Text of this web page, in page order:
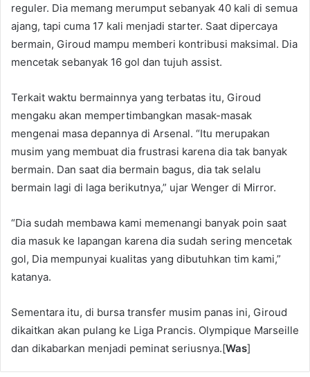
reguler. Dia memang merumput sebanyak 40 kali di semua
ajang, tapi cuma 17 kali menjadi starter. Saat dipercaya
bermain, Giroud mampu memberi kontribusi maksimal. Dia
mencetak sebanyak 16 gol dan tujuh assist.
Terkait waktu bermainnya yang terbatas itu, Giroud
mengaku akan mempertimbangkan masak-masak
mengenai masa depannya di Arsenal. “Itu merupakan
musim yang membuat dia frustrasi karena dia tak banyak
bermain. Dan saat dia bermain bagus, dia tak selalu
bermain lagi di laga berikutnya,” ujar Wenger di Mirror.
“Dia sudah membawa kami memenangi banyak poin saat
dia masuk ke lapangan karena dia sudah sering mencetak
gol, Dia mempunyai kualitas yang dibutuhkan tim kami,”
katanya.
Sementara itu, di bursa transfer musim panas ini, Giroud
dikaitkan akan pulang ke Liga Prancis. Olympique Marseille
dan dikabarkan menjadi peminat seriusnya.[Was]